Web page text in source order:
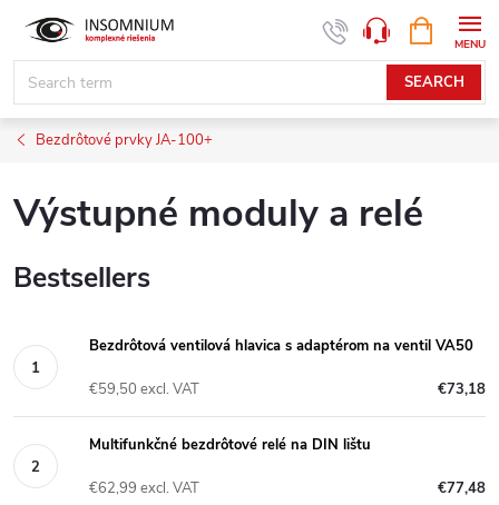
content
SEARCH
CART
Bezdrôtové prvky JA-100+
Výstupné moduly a relé
Bestsellers
Bezdrôtová ventilová hlavica s adaptérom na ventil VA50
€73,18
€59,50 excl. VAT
Multifunkčné bezdrôtové relé na DIN lištu
€77,48
€62,99 excl. VAT
www.insomnium.sk - Chat